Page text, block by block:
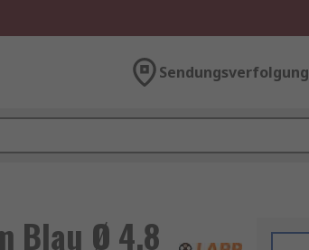
Sendungsverfolgung
Blau Ø 4.8